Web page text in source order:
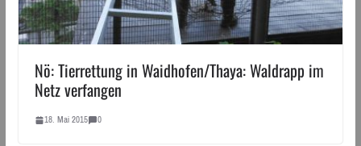
Nö: Tierrettung in Waidhofen/Thaya: Waldrapp im
Netz verfangen
18. Mai 2015 0